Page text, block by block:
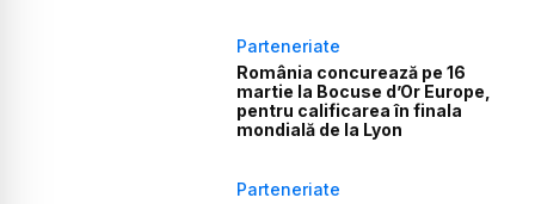
Parteneriate
România concurează pe 16
martie la Bocuse d’Or Europe,
pentru calificarea în finala
mondială de la Lyon
Parteneriate